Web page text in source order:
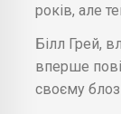
років, але
Білл Грей,
вперше
своєму